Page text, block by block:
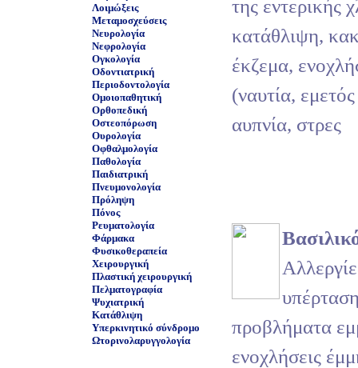
Λοιμώξεις
Μεταμοσχεύσεις
Νευρολογία
Νεφρολογία
Ογκολογία
Οδοντιατρική
Περιοδοντολογία
Ομοιοπαθητική
Ορθοπεδική
Οστεοπόρωση
Ουρολογία
Οφθαλμολογία
Παθολογία
Παιδιατρική
Πνευμονολογία
Πρόληψη
Πόνος
Ρευματολογία
Φάρμακα
Φυσικοθεραπεία
Χειρουργική
Πλαστική χειρουργική
Πελματογραφία
Ψυχιατρική
Κατάθλιψη
Υπερκινητικό σύνδρομο
Ωτορινολαρυγγολογία
της εντερικής
κατάθλιψη,
έκζεμα,
(ναυτία,
αυπνία, στρες
προβλήματα
ενοχλήσεις